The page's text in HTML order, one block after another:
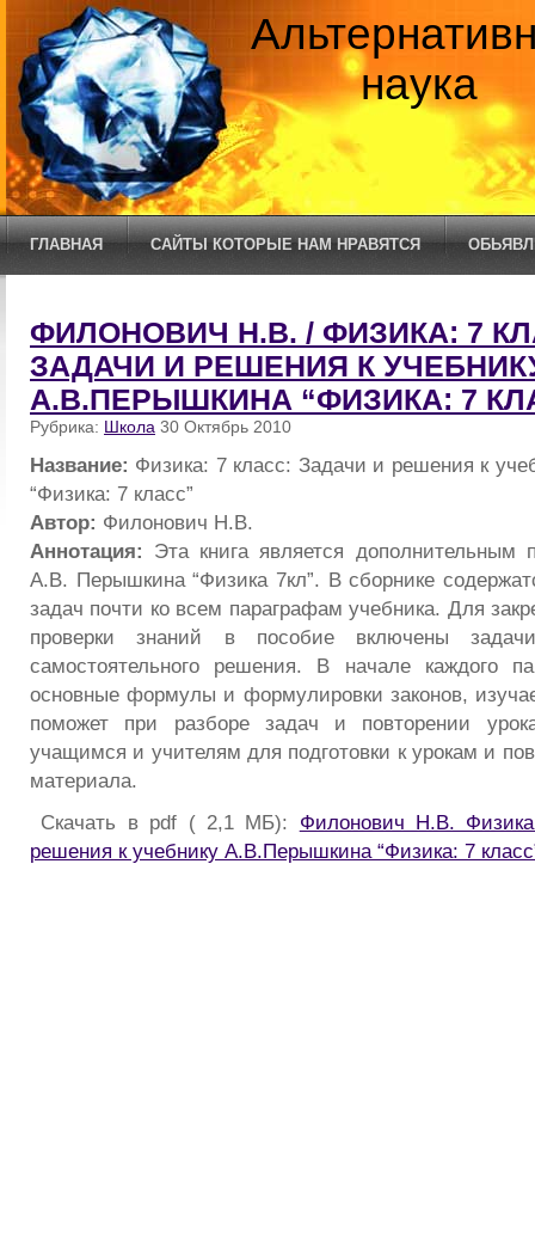
наука
ГЛАВНАЯ САЙТЫ КОТОРЫЕ НАМ НРАВЯТСЯ
ФИЛОНОВИЧ Н.В. / ФИЗИКА: 7
ЗАДАЧИ И РЕШЕНИЯ К
А.В.ПЕРЫШКИНА “ФИЗИКА: 7
Рубрика: Школа 30 Октябрь 2010
Название: Физика: 7 класс: Задачи и решения к
“Физика: 7 класс”
Автор: Филонович Н.В.
Аннотация: Эта книга является дополнительным
А.В. Перышкина “Физика 7кл”. В сборнике
задач почти ко всем параграфам учебника. Для
проверки знаний в пособие включены
самостоятельного решения. В начале каждого
основные формулы и формулировки законов,
поможет при разборе задач и повторении
учащимся и учителям для подготовки к урокам и
материала.
Скачать в pdf ( 2,1 МБ): Филонович Н.В.
решения к учебнику А.В.Перышкина “Физика: 7